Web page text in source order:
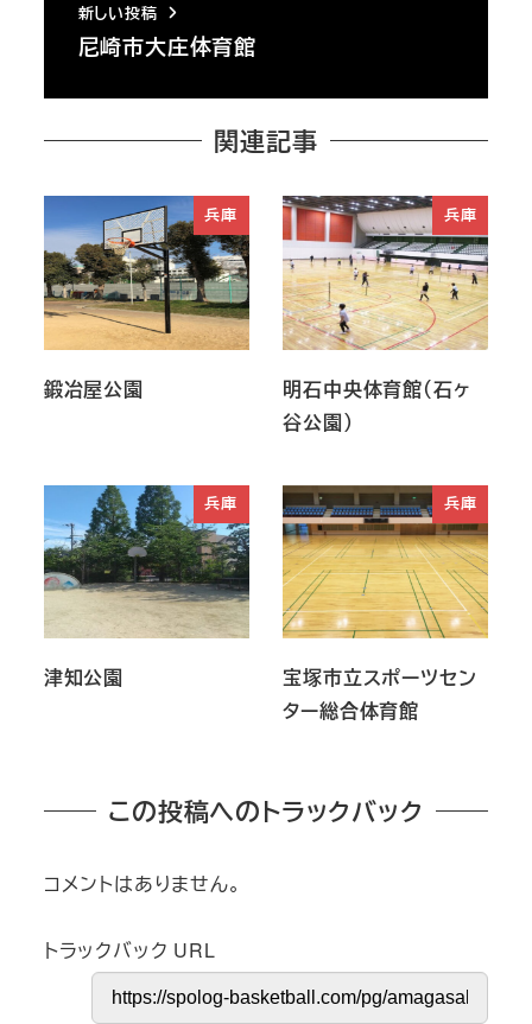
新しい投稿
尼崎市大庄体育館
関連記事
兵庫
鍛冶屋公園
兵庫
明石中央体育館（石ヶ
谷公園）
兵庫
津知公園
兵庫
宝塚市立スポーツセン
ター総合体育館
この投稿へのトラックバック
コメントはありません。
トラックバック URL